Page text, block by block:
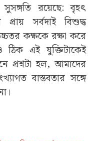
রয়েছে: বৃহৎ
প্রায় সর্বদাই বিশুদ্ধ
কক্ষকে রক্ষা করে
ঠিক এই যুক্তিটাকেই
প্রশ্নটা হল, আমাদের
বাস্তবতার সঙ্গে